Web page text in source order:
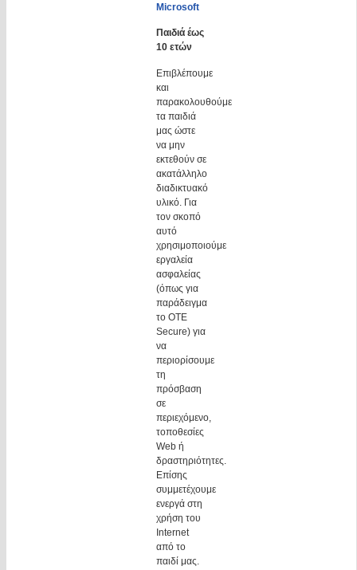
Microsoft
Παιδιά έως
10 ετών
Επιβλέπουμε
και
παρακολουθούμε
τα παιδιά
μας ώστε
να μην
εκτεθούν σε
ακατάλληλο
διαδικτυακό
υλικό. Για
τον σκοπό
αυτό
χρησιμοποιούμε
εργαλεία
ασφαλείας
(όπως για
παράδειγμα
το ΟΤΕ
Secure) για
να
περιορίσουμε
τη
πρόσβαση
σε
περιεχόμενο,
τοποθεσίες
Web ή
δραστηριότητες.
Επίσης
συμμετέχουμε
ενεργά στη
χρήση του
Internet
από το
παιδί μας.